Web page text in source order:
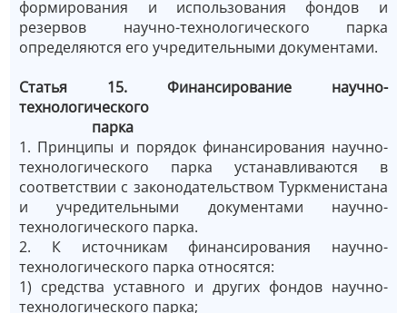
формирования и использования фондов и
резервов научно-технологического парка
определяются его учредительными документами.
Статья 15. Финансирование научно-
технологического
парка
1. Принципы и порядок финансирования научно-
технологического парка устанавливаются в
соответствии с законодательством Туркменистана
и учредительными документами научно-
технологического парка.
2. К источникам финансирования научно-
технологического парка относятся:
1) средства уставного и других фондов научно-
технологического парка;